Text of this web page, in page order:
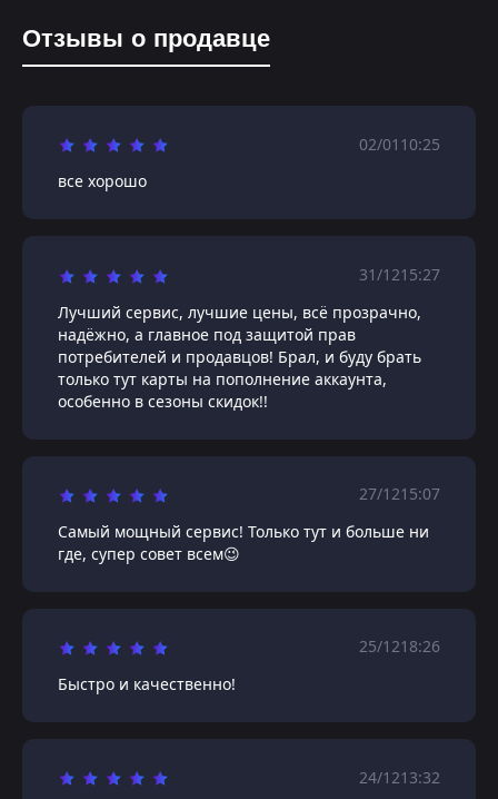
Отзывы о продавце
02/01 10:25
все хорошо
31/1215:27
Лучший сервис, лучшие цены, всё прозрачно,
надёжно, а главное под защитой прав
потребителей и продавцов! Брал, и буду брать
только тут карты на пополнение аккаунта,
особенно в сезоны скидок!!
27/1215:07
Самый мощный сервис! Только тут и больше ни
где, супер совет всем😉
25/1218:26
Быстро и качественно!
24/1213:32